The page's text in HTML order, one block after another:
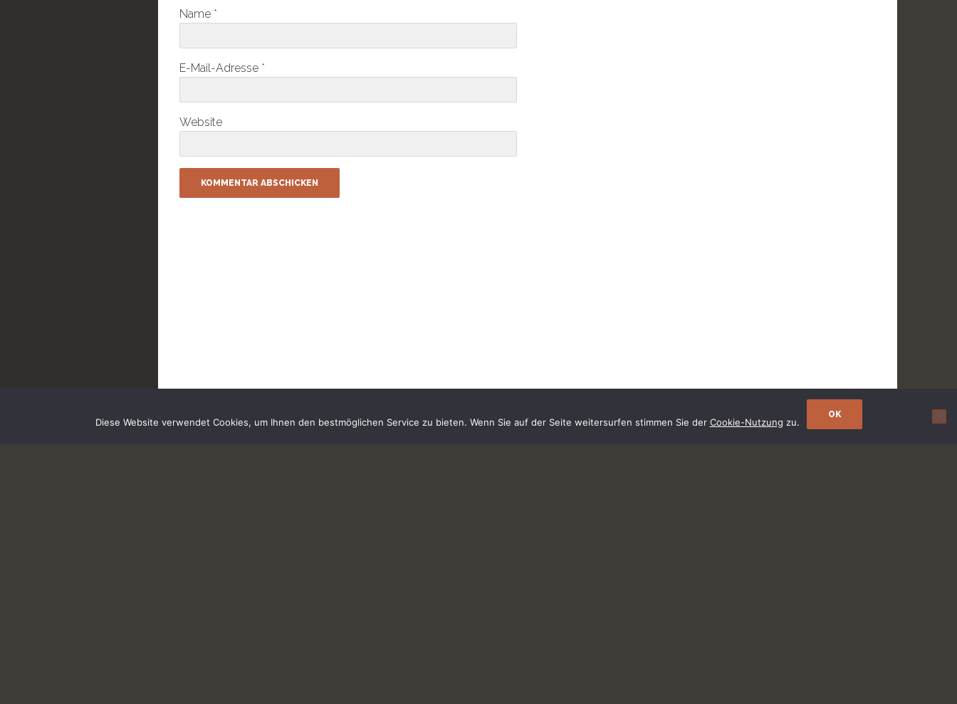
Name *
E-Mail-Adresse *
Website
Diese Website verwendet Cookies, um Ihnen den bestmöglichen Service zu bieten. Wenn Sie auf der Seite weitersurfen stimmen Sie der Cookie-Nutzung zu.
OK